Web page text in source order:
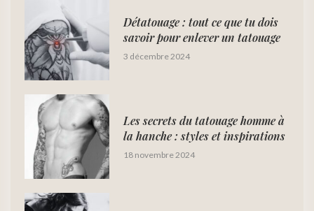
Détatouage : tout ce que tu dois
savoir pour enlever un tatouage
3 décembre 2024
Les secrets du tatouage homme à
la hanche : styles et inspirations
18 novembre 2024